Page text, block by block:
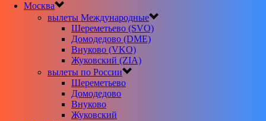
Москва
вылеты Международные
Шереметьево (SVO)
Домодедово (DME)
Внуково (VKO)
Жуковский (ZIA)
вылеты по России
Шереметьево
Домодедово
Внуково
Жуковский